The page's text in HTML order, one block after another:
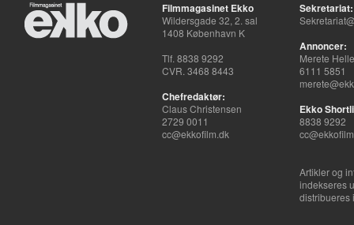
Filmmagasinet Ekko
Wildersgade 32, 2. sal
1408 København K
Tlf. 8838 9292
CVR. 3468 8443
Chefredaktør:
Claus Christensen
2729 0011
cc@ekkofilm.dk
Sekretariat:
Annoncer:
Merete
6111 5851
Ekko
8838 9292
Artikler og
indekseres
distribueres